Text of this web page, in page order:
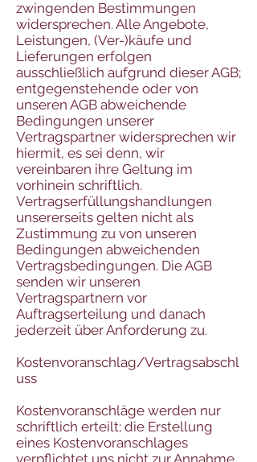
zwingenden Bestimmungen
widersprechen. Alle Angebote,
Leistungen, (Ver-)käufe und
Lieferungen erfolgen
ausschließlich aufgrund dieser AGB;
entgegenstehende oder von
unseren AGB abweichende
Bedingungen unserer
Vertragspartner widersprechen wir
hiermit, es sei denn, wir
vereinbaren ihre Geltung im
vorhinein schriftlich.
Vertragserfüllungshandlungen
unsererseits gelten nicht als
Zustimmung zu von unseren
Bedingungen abweichenden
Vertragsbedingungen. Die AGB
senden wir unseren
Vertragspartnern vor
Auftragserteilung und danach
jederzeit über Anforderung zu.
Kostenvoranschlag/Vertragsabschl
uss
Kostenvoranschläge werden nur
schriftlich erteilt; die Erstellung
eines Kostenvoranschlages
verpflichtet uns nicht zur Annahme